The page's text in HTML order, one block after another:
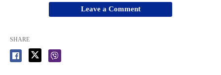
Leave a Comment
SHARE